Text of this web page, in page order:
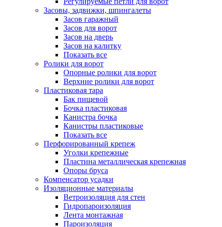
Засовы, задвижки, шпингалеты
Засов гаражный
Засов для ворот
Засов на дверь
Засов на калитку
Показать все
Ролики для ворот
Опорные ролики для ворот
Верхние ролики для ворот
Пластиковая тара
Бак пищевой
Бочка пластиковая
Канистра бочка
Канистры пластиковые
Показать все
Перфорированный крепеж
Уголки крепежные
Пластина металлическая крепежная
Опоры бруса
Компенсатор усадки
Изоляционные материалы
Ветроизоляция для стен
Гидропароизоляция
Лента монтажная
Пароизоляция